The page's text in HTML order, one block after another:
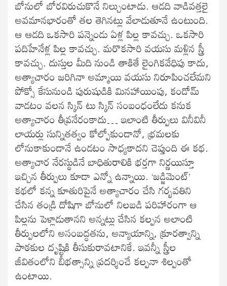
బోనులో బోరవిరుచుకొనే నిల్చుంటాడు. ఆడది వాడివత్తలై
అవమానభారంతో తల తెగినట్లు వేలాడుతూనే ఉంటుంది.
ఆ ఆడది ఒకసారి పన్నెండు ఏళ్ల పిల్ల కావచ్చు. ఒకసారి
పదిహేనేళ్ల పిల్ల కావచ్చు. మరొకసారి వయసు మళ్లిన స్త్రీ
కావచ్చు. దుస్తుల మీది నుండి తాకితే లైంగికవేధిపు కాదు,
అత్యాచారం జరిగినా అమ్మాయి వయసు నిరూపించలేమని
పోక్సో కేసునుండి పురుషుడికి మినహాయింపు, కండోమ్
వాడటం వలన స్కిన్ టు స్కిన్ సంబంధంలేదు కనుక
అత్యాచారం తీవ్రనేరంకాదు… ఇలాంటి తీర్పులు వినీవినీ
లాయర్లు సున్నితత్వం కోల్పోకుండానో, భ్రమలకు
లోనుకాకుండానే ఉండటం సాధ్యకాదని చెప్తుంది ఈ కథ.
అత్యాచార నేరస్థుడినే బాధితురాలికి భర్తగా నిర్ణయిస్తూ
ఇచ్చిన తీర్పులు కూడా ఎన్నో ఉన్నాయి. ‘జడ్జిమెంట్’
కథలో కన్న కూతురిపైనే అత్యాచారం చేసి గర్భవతిని
చేసిన తండ్రి దోషిగా బోనులో నిలబడి పరిహారంగా ఆ
పిల్లను పెళ్లాడుతానని అన్నట్లు చేసిన కల్పన అలాంటి
తీర్పులలోని అసంబద్ధతను, అన్యాయాన్ని, క్రూరత్వాన్ని
పాఠకుల దృష్టికి తీసుకురావటానికే. ఇవన్నీ స్త్రీల
జీవితంలోని బీభత్సాన్ని ప్రదర్శించే కల్పనా శిల్పంతో
ఉంటాయి.